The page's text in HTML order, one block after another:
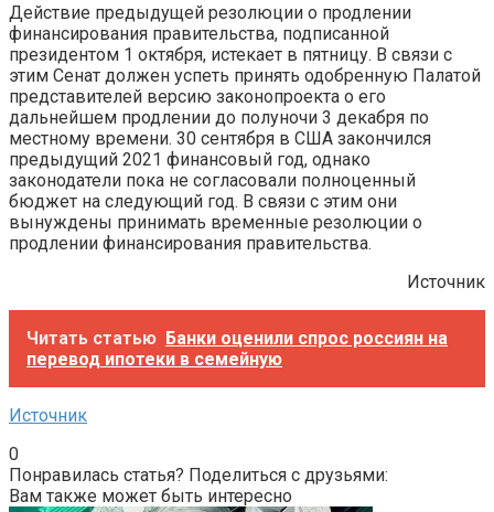
Действие предыдущей резолюции о продлении
финансирования правительства, подписанной
президентом 1 октября, истекает в пятницу. В связи с
этим Сенат должен успеть принять одобренную Палатой
представителей версию законопроекта о его
дальнейшем продлении до полуночи 3 декабря по
местному времени. 30 сентября в США закончился
предыдущий 2021 финансовый год, однако
законодатели пока не согласовали полноценный
бюджет на следующий год. В связи с этим они
вынуждены принимать временные резолюции о
продлении финансирования правительства.
Источник
Читать статью Банки оценили спрос россиян на
перевод ипотеки в семейную
Источник
0
Понравилась статья? Поделиться с друзьями:
Вам также может быть интересно